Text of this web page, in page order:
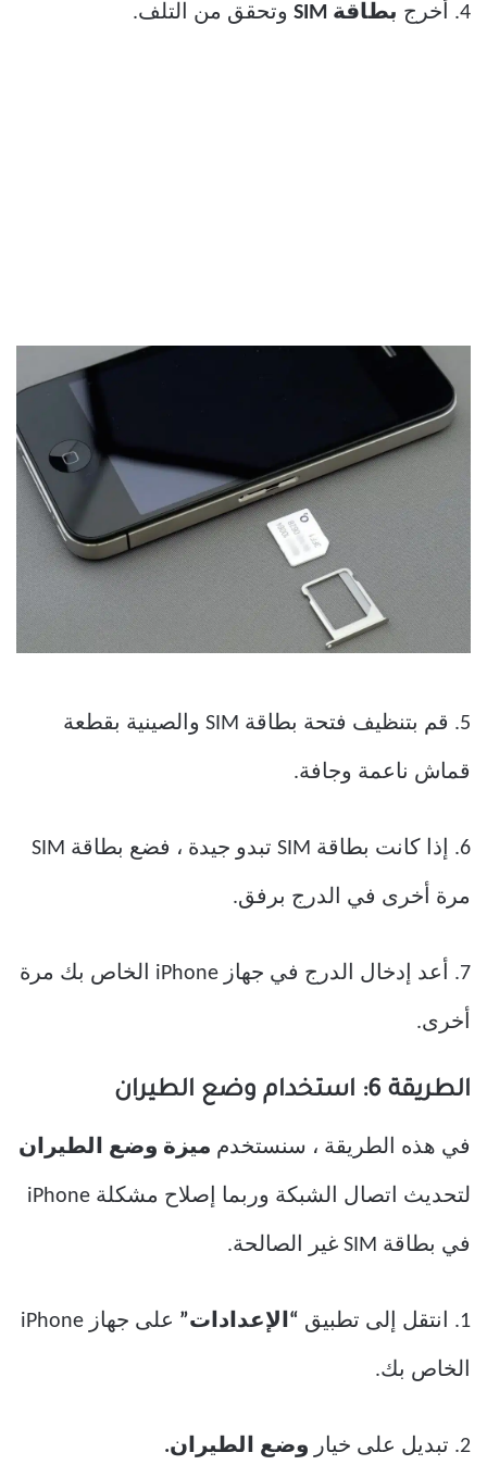
4. أخرج بطاقة SIM وتحقق من التلف.
5. قم بتنظيف فتحة بطاقة SIM والصينية بقطعة
قماش ناعمة وجافة.
6. إذا كانت بطاقة SIM تبدو جيدة ، فضع بطاقة SIM
مرة أخرى في الدرج برفق.
7. أعد إدخال الدرج في جهاز iPhone الخاص بك مرة
أخرى.
الطريقة 6: استخدام وضع الطيران
في هذه الطريقة ، سنستخدم ميزة وضع الطيران
لتحديث اتصال الشبكة وربما إصلاح مشكلة iPhone
في بطاقة SIM غير الصالحة.
1. انتقل إلى تطبيق “الإعدادات” على جهاز iPhone
الخاص بك.
2. تبديل على خيار وضع الطيران.